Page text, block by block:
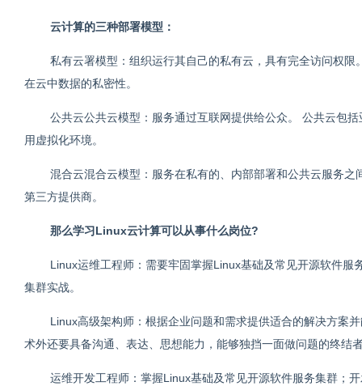
云计算的三种部署模型：
私有云署模型：组织运行其自己的私有云，具有完全访问权
在云中数据的私密性。
公共云公共云模型：服务通过互联网提供给公众。 公共云包
用虚拟化环境。
混合云混合云模型：服务在私有的、内部部署和公共云服务
第三方提供商。
那么学习Linux云计算可以从事什么岗位?
Linux运维工程师：需要牢固掌握Linux基础及常见开源软件
集群实战。
Linux高级架构师：根据企业问题和需求提供适合的解决方案
术外还要具备沟通、表达、思想能力，能够独挡一面做问题的终结
运维开发工程师：掌握Linux基础及常见开源软件服务集群；